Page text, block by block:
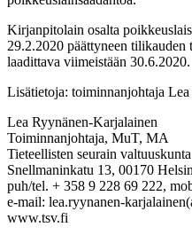
Kirjanpitolain osalta
29.2.2020 päättyneen
laadittava viimeistään 30.6.2020.
Lisätietoja: toiminnanjohtaja
Lea Ryynänen-Karjalainen
Toiminnanjohtaja, MuT, MA
Tieteellisten seurain valtuuskunta
Snellmaninkatu 13, 00170
puh/tel. + 358 9 228 69 222,
e-mail: lea.ryynanen-
www.tsv.fi